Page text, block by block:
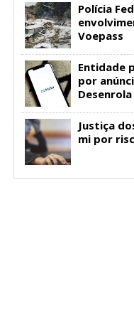
Polícia
Voepass
Entidade
por
Justiça
mi por